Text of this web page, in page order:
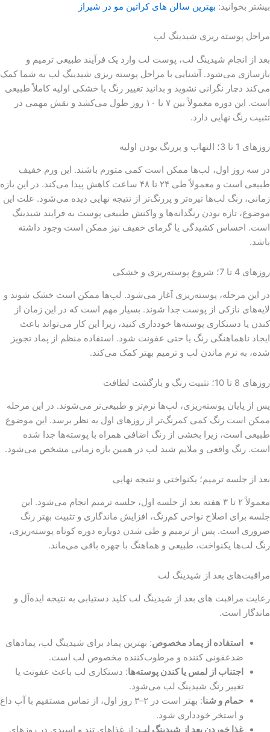
بیشتر بخوانید: بهترین سالن های کراتین مو در شیراز
مراحل پوسته ریزی شیدینگ لب
بعد از انجام شیدینگ لب، پوست لب وارد یک فرآیند طبیعی ترمیم و
بازسازی می‌شود. آشنایی با مراحل پوسته ریزی شیدینگ لب به شما کمک
می‌کند دچار نگرانی نشوید و بدانید تغییر رنگ یا خشکی اولیه کاملاً طبیعی
است. این دوره معمولاً بین ۷ تا ۱۰ روز طول می‌کشد و نقش مهمی در
تثبیت رنگ نهایی دارد.
روزهای 1 تا 3؛ التهاب و پررنگ بودن اولیه
در سه روز اول، لب‌ها ممکن است کمی متورم باشند. این ورم خفیف
طبیعی است و معمولاً طی ۲۴ تا ۴۸ ساعت کاهش پیدا می‌کند. در این بازه
زمانی، رنگ لب‌ها تیره‌تر و پررنگ‌تر از نتیجه نهایی دیده می‌شود. علت این
موضوع، تازه بودن رنگدانه‌ها و واکنش طبیعی پوست به فرایند شیدینگ
است. احساس کشیدگی یا گرمای خفیف نیز ممکن است وجود داشته
باشد.
روزهای 4 تا 7؛ شروع پوسته‌ریزی و خشکی
در این مرحله، پوسته‌ریزی آغاز می‌شود. لب‌ها ممکن است خشک شوند و
لایه‌های نازکی از پوست جدا شوند. بسیار مهم است که در این زمان از
کندن یا دستکاری پوسته‌ها خودداری کنید، زیرا این کار می‌تواند باعث
ایجاد ناهماهنگی رنگ یا حتی عفونت شود. استفاده منظم از پماد تجویز
شده، به نرم ماندن لب و ترمیم بهتر کمک می‌کند.
روزهای 8 تا 10؛ تثبیت رنگ و بازگشت لطافت
پس از پایان پوسته‌ریزی، لب‌ها نرم‌تر و طبیعی‌تر می‌شوند. در این مرحله
ممکن است رنگ کمی کمرنگ‌تر از روزهای اول به نظر برسد. این موضوع
طبیعی است، زیرا بخشی از رنگ اضافی همراه با پوسته‌ها جدا شده
است. رنگ واقعی و ملایم شید لب در همین بازه زمانی مشخص می‌شود.
بعد از جلسه ترمیم؛ یکنواختی و نتیجه نهایی
معمولاً ۲ تا ۳ هفته بعد از جلسه اول، جلسه ترمیم انجام می‌شود. این
جلسه برای اصلاح نواحی کم‌رنگ، افزایش ماندگاری و تثبیت بهتر رنگ
ضروری است. پس از ترمیم و طی شدن دوباره دوره کوتاه پوسته‌ریزی،
رنگ لب‌ها یکنواخت، طبیعی و هماهنگ با چهره باقی می‌ماند.
مراقبت‌های بعد از شیدینگ لب
رعایت مراقبت های بعد از شیدینگ لب کلید دستیابی به نتیجه ایده‌آل و
ماندگار است.
استفاده از پماد مخصوص: بهترین پماد برای شیدینگ لب، پمادهای
ضدعفونی کننده و مرطوب‌کننده مخصوص لب است.
اجتناب از لمس یا کندن پوسته‌ها: دستکاری لب باعث عفونت یا
تغییر رنگ شیدینگ لب می‌شود.
حمام و شنا
: بهتر است در ۲–۳ روز اول، از تماس مستقیم با آب داغ
و استخر خودداری شود.
غذا خوردن بعد از شیدینگ لب: از غذاهای تند و اسیدی در روزهای